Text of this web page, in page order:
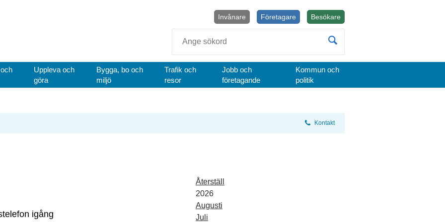
BesökareÖppnas i nytt fönster.
Företagare
Invånare
Uppleva och
göra
Bygga, bo och
miljö
Trafik och
resor
Jobb och
företagande
Kommun och
politik
Kontakt
igång
Återställ
År:
2026
Augusti
Juli